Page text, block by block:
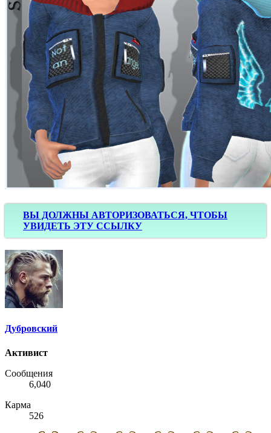
ВЫ ДОЛЖНЫ АВТОРИЗОВАТЬСЯ, ЧТОБЫ
УВИДЕТЬ ЭТУ ССЫЛКУ
Дубровский
Активист
Сообщения
6,040
Карма
526